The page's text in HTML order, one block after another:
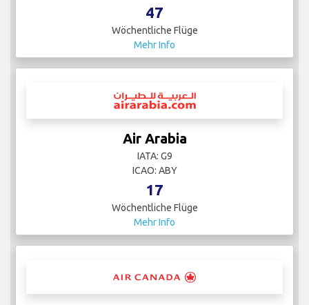
47
Wöchentliche Flüge
Mehr Info
Air Arabia
IATA: G9
ICAO: ABY
17
Wöchentliche Flüge
Mehr Info